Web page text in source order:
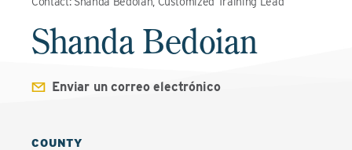
Shanda Bedoian
Enviar un correo electrónico
COUNTY